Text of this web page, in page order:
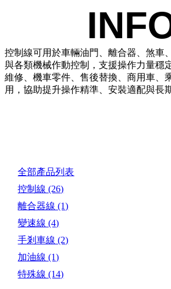
控制線可用於車輛油門、離合器、煞車
與各類機械作動控制，支援操作力量穩
維修、機車零件、售後替換、商用車、
用，協助提升操作精準、安裝適配與長
全部產品列表
控制線(26)
離合器線(1)
變速線(4)
手剎車線(2)
加油線(1)
特殊線(14)